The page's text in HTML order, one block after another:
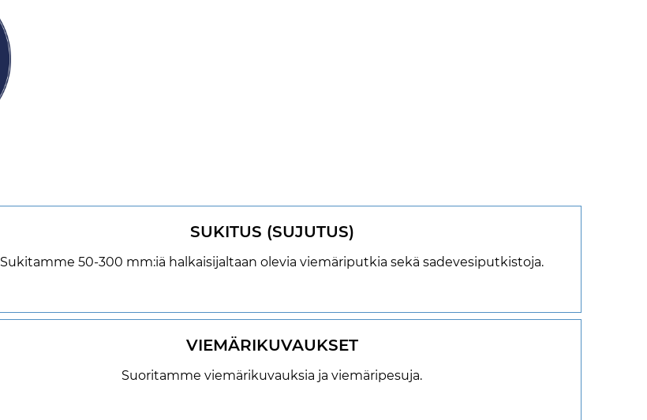
SUKITUS (SUJUTUS)
Sukitamme 50-300 mm:iä halkaisijaltaan olevia viemäriputkia sekä sadevesiputkistoja.
VIEMÄRIKUVAUKSET
Suoritamme viemärikuvauksia ja viemäripesuja.